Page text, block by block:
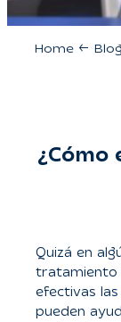
Home← Blog
¿Cómo
Quizá en
tratamiento
efectivas las
pueden